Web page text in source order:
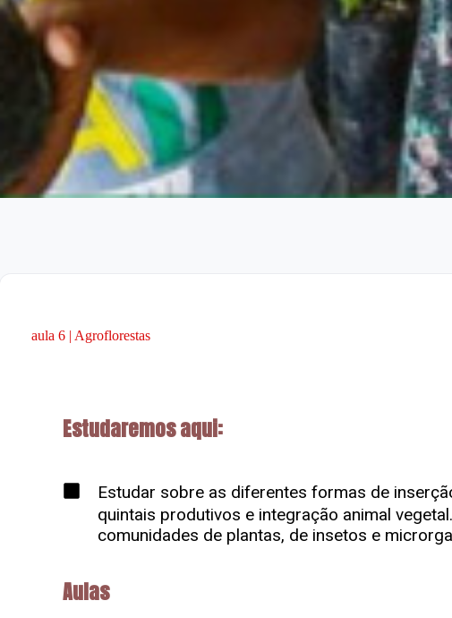
aula 6 | Agroflorestas
Estudaremos aqui:
Estudar sobre as diferentes formas de
quintais produtivos e integração animal
comunidades de plantas, de insetos e
Aulas